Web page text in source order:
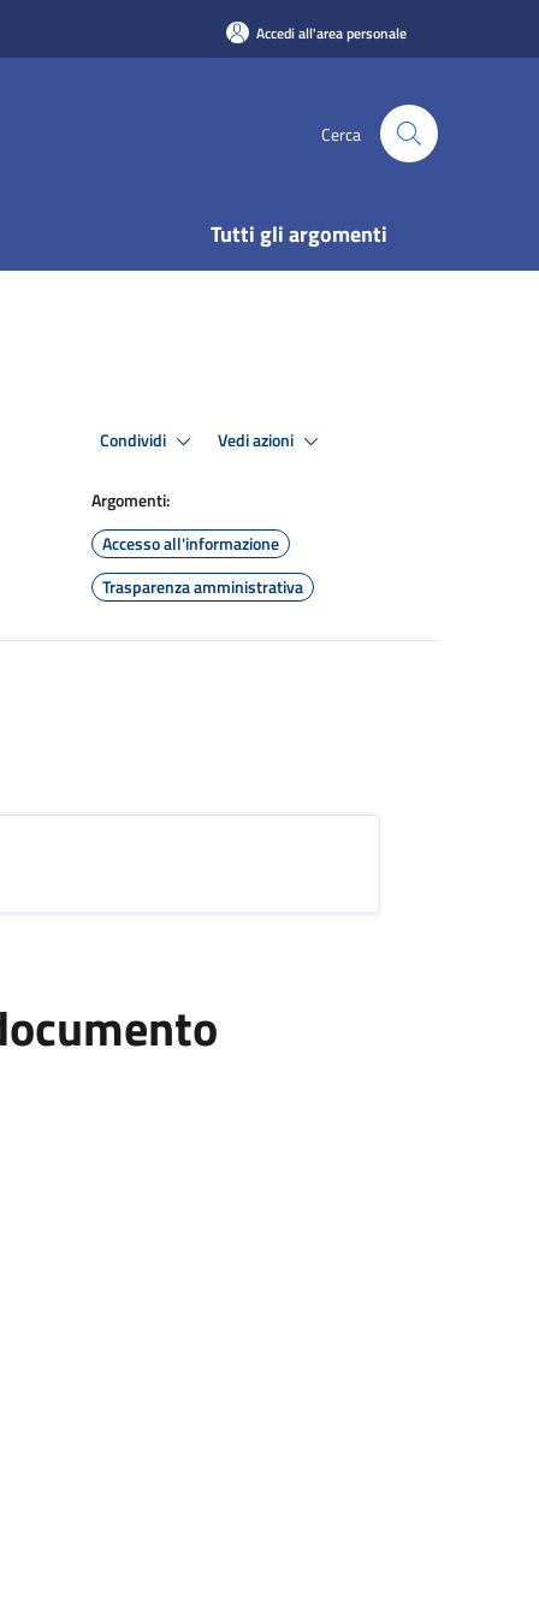
Accedi all'area personale
Cerca
Tutti gli argomenti
Condividi Vedi azioni
Argomenti:
Accesso all'informazione
Trasparenza amministrativa